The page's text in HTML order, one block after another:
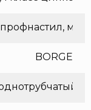
BORGE